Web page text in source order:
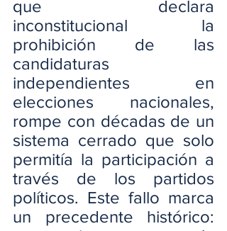
que declara
inconstitucional la
prohibición de las
candidaturas
independientes en
elecciones nacionales,
rompe con décadas de un
sistema cerrado que solo
permitía la participación a
través de los partidos
políticos. Este fallo marca
un precedente histórico: